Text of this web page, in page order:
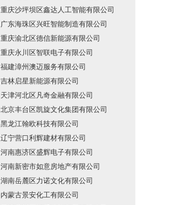
重庆沙坪坝区鑫达人工智能有限公司
广东海珠区兴旺智能制造有限公司
重庆渝北区德信新能源有限公司
重庆永川区智联电子有限公司
福建漳州澳迈服务有限公司
吉林启星新能源有限公司
天津河北区凡奇金融有限公司
北京丰台区凯旋文化集团有限公司
黑龙江翰欧科技有限公司
辽宁营口利辉建材有限公司
河南惠济区盛辉电子有限公司
河南新密市如意房地产有限公司
湖南岳麓区力诺文化有限公司
内蒙古景安化工有限公司